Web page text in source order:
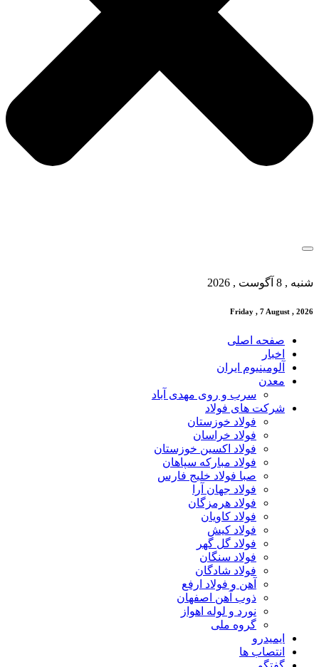
شنبه , 8 آگوست , 2026
Friday , 7 August , 2026
صفحه اصلی
اخبار
آلومینیوم ایران
معدن
سرب و روی مهدی آباد
شرکت های فولاد
فولاد خوزستان
فولاد خراسان
فولاد اکسین خوزستان
فولاد مبارکه سپاهان
صبا فولاد خلیج فارس
فولاد جهان آرا
فولاد هرمزگان
فولاد کاویان
فولاد کیش
فولاد گل گهر
فولاد سنگان
فولاد شادگان
آهن و فولاد ارفع
ذوب آهن اصفهان
نورد و لوله اهواز
گروه ملی
ایمیدرو
انتصاب ها